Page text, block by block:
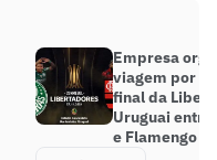
Empresa
viagem por
final da
Uruguai
e Flamengo